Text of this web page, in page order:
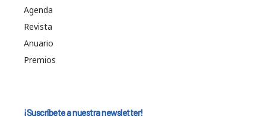
Agenda
Revista
Anuario
Premios
¡Suscríbete a nuestra newsletter!